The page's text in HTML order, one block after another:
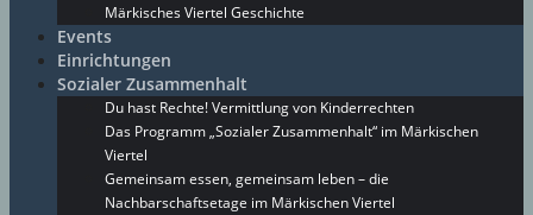
Märkisches Viertel Geschichte
Events
Einrichtungen
Sozialer Zusammenhalt
Du hast Rechte! Vermittlung von Kinderrechten
Das Programm „Sozialer Zusammenhalt“ im Märkischen
Viertel
Gemeinsam essen, gemeinsam leben – die
Nachbarschaftsetage im Märkischen Viertel